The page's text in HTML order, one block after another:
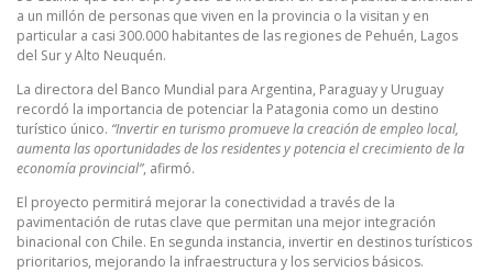
a un millón de personas que viven en la provincia o la visitan y en
particular a casi 300.000 habitantes de las regiones de Pehuén, Lagos
del Sur y Alto Neuquén.
La directora del Banco Mundial para Argentina, Paraguay y Uruguay
recordó la importancia de potenciar la Patagonia como un destino
turístico único. “Invertir en turismo promueve la creación de empleo local,
aumenta las oportunidades de los residentes y potencia el crecimiento de la
economía provincial”, afirmó.
El proyecto permitirá mejorar la conectividad a través de la
pavimentación de rutas clave que permitan una mejor integración
binacional con Chile. En segunda instancia, invertir en destinos turísticos
prioritarios, mejorando la infraestructura y los servicios básicos.